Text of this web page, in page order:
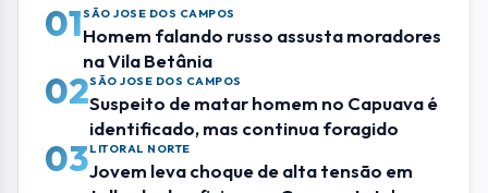
01SÃO JOSE DOS CAMPOS
Homem falando russo assusta moradores
na Vila Betânia
02SÃO JOSE DOS CAMPOS
Suspeito de matar homem no Capuava é
identificado, mas continua foragido
03LITORAL NORTE
Jovem leva choque de alta tensão em